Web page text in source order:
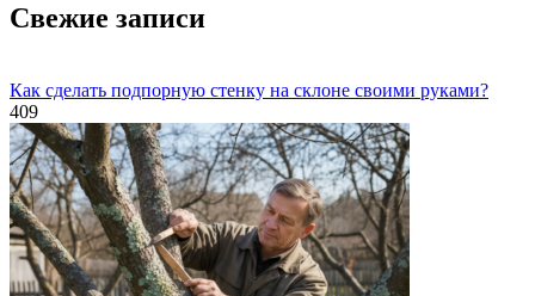
Свежие записи
Как сделать подпорную стенку на склоне своими руками?
409